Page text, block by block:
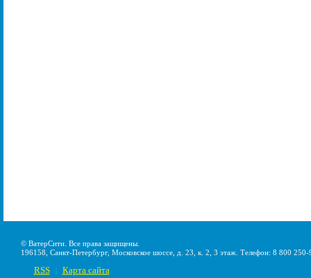
© ВатерСити. Все права защищены.
196158, Санкт-Петербург, Московское шоссе, д. 23, к. 2, 3 этаж. Телефон: 8 800
RSS Карта сайта